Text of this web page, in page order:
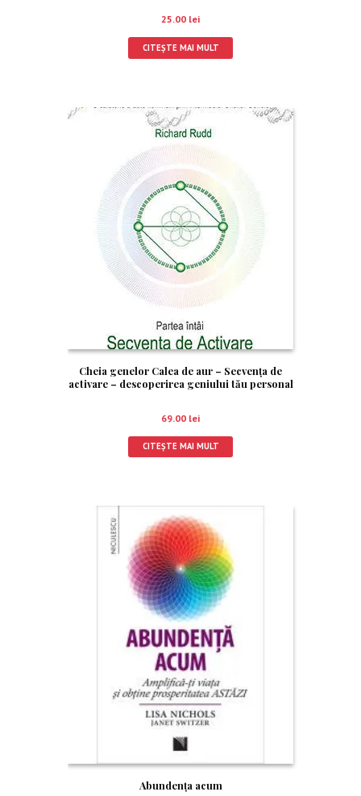
25.00 lei
CITEȘTE MAI MULT
Cheia genelor Calea de aur – Secvenţa de
activare – descoperirea geniului tău personal
69.00 lei
CITEȘTE MAI MULT
Abundenţa acum